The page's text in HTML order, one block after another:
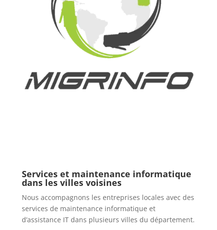
Services et maintenance informatique
dans les villes voisines
Nous accompagnons les entreprises locales avec des
services de maintenance informatique et
d’assistance IT dans plusieurs villes du département.